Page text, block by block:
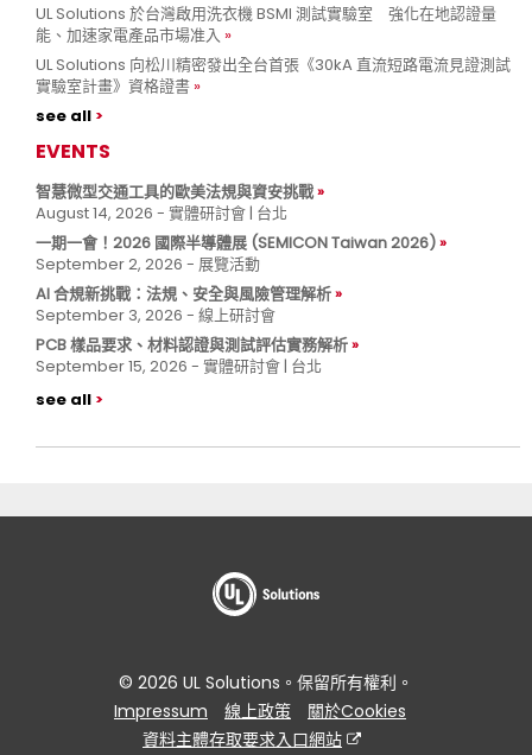
UL Solutions 於台灣啟用洗衣機 BSMI 測試實驗室 強化在地認證量
能、加速家電產品市場准入
UL Solutions 向松川精密發出全台首張《30kA 直流短路電流見證測試
實驗室計畫》資格證書
see all
EVENTS
智慧微型交通工具的歐美法規與資安挑戰
August 14, 2026 - 實體研討會 | 台北
一期一會！2026 國際半導體展 (SEMICON Taiwan 2026)
September 2, 2026 - 展覽活動
AI 合規新挑戰：法規、安全與風險管理解析
September 3, 2026 - 線上研討會
PCB 樣品要求、材料認證與測試評估實務解析
September 15, 2026 - 實體研討會 | 台北
see all
© 2026 UL Solutions。保留所有權利。
Impressum
線上政策
關於Cookies
資料主體存取要求入口網站